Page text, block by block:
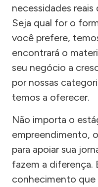
necessidades
Seja qual for o
você prefere,
encontrará o
seu negócio a
por nossas
temos a oferecer.
Não importa o
empreendimento,
para apoiar sua
fazem a diferença.
conhecimento que